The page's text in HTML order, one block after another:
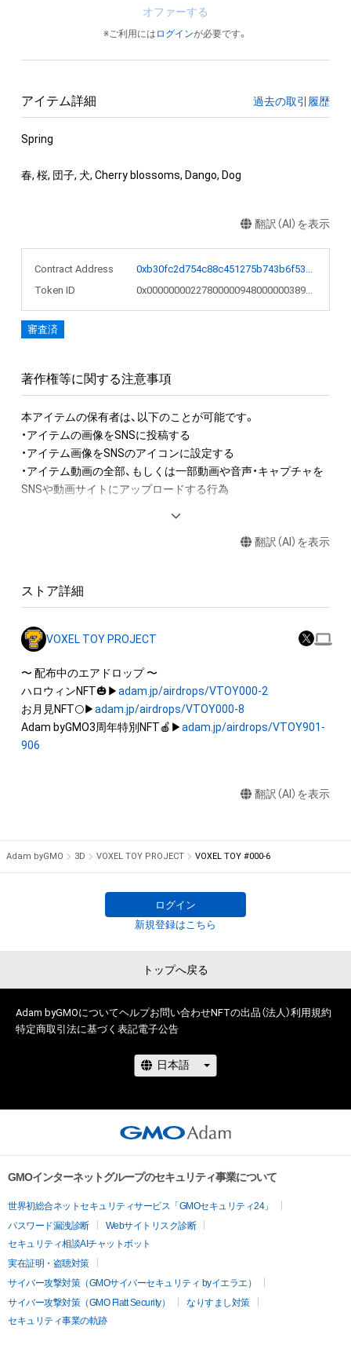
オファーする
※ご利用には ログインが必要です。
アイテム詳細 過去の取引履歴
Spring
春, 桜, 団子, 犬, Cherry blossoms, Dango, Dog
翻訳（AI）を表示
Contract Address
0xb30fc2d754c88c451275b743b6f530f19f643683
Token ID
0x0000000022780000094800000038941d
審査済
著作権等に関する注意事項
本アイテムの保有者は、以下のことが可能です。
・アイテムの画像をSNSに投稿する
・アイテム画像をSNSのアイコンに設定する
・アイテム動画の全部、もしくは一部動画や音声・キャプチャを
SNSや動画サイトにアップロードする行為
・本アイテムに関する創作物(画像および映像、音楽、商標または
産権(それらの権利を取得し、又はそれらの権利につき登録等を
作権を有する方、著作隣接権の権利者またはその管理委託を受
けている者によって保護されています。そのため、本アイテム
を保有していたとしても、本アイテムに関する創作物にかかる
知的財産権を有することを意味しません。
・本アイテムの著作権を有する方、著作隣接権の権利者またはそ
の管理委託を受けている者からの事前の同意なしに、上記の「本
アイテムの保有者が有する権利」の範囲を超えた行為、知的財産
翻訳（AI）を表示
ストア詳細
VOXEL TOY PROJECT
〜 配布中のエアドロップ 〜
ハロウィンNFT🎃▶adam.jp/airdrops/VTOY000-2
お月見NFT🌕▶adam.jp/airdrops/VTOY000-8
Adam byGMO3周年特別NFT🍎▶adam.jp/airdrops/VTOY901-
906
翻訳（AI）を表示
Adam byGMO 3D VOXEL TOY PROJECT VOXEL TOY #000-6
ログイン
新規登録はこちら
トップへ戻る
Adam byGMOについてヘルプお問い合わせNFTの出品（法人）利用規約
特定商取引法に基づく表記電子公告
GMOインターネットグループのセキュリティ事業について
世界初総合ネットセキュリティサービス「GMOセキュリティ24」
パスワード漏洩診断
Webサイトリスク診断
セキュリティ相談AIチャットボット
実在証明・盗聴対策
サイバー攻撃対策（GMOサイバーセキュリティ byイエラエ）
サイバー攻撃対策（GMO Flatt Security）
なりすまし対策
セキュリティ事業の軌跡